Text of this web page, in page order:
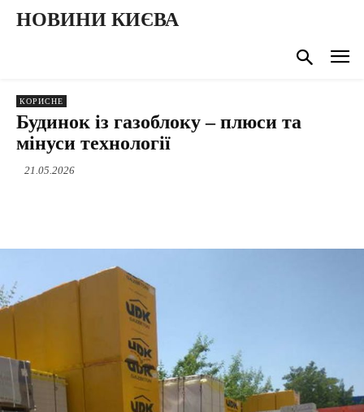
НОВИНИ КИЄВА
КОРИСНЕ
Будинок із газоблоку – плюси та
мінуси технології
21.05.2026